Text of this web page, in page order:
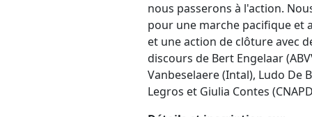
nous passerons à l'action.
pour une marche pacifique et
et une action de clôture avec
discours de Bert Engelaar
Vanbeselaere (Intal), Ludo De
Legros et Giulia Contes